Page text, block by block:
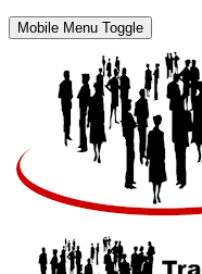
Mobile Menu Toggle